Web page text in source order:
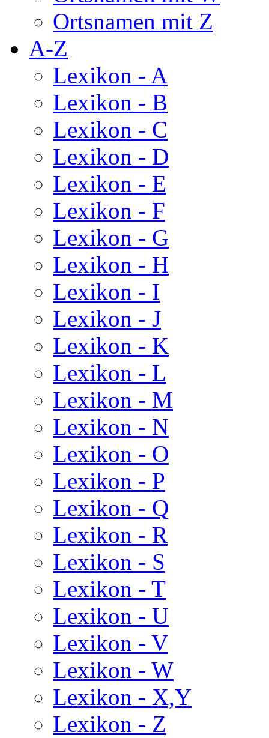
Ortsnamen mit Z
A-Z
Lexikon - A
Lexikon - B
Lexikon - C
Lexikon - D
Lexikon - E
Lexikon - F
Lexikon - G
Lexikon - H
Lexikon - I
Lexikon - J
Lexikon - K
Lexikon - L
Lexikon - M
Lexikon - N
Lexikon - O
Lexikon - P
Lexikon - Q
Lexikon - R
Lexikon - S
Lexikon - T
Lexikon - U
Lexikon - V
Lexikon - W
Lexikon - X,Y
Lexikon - Z